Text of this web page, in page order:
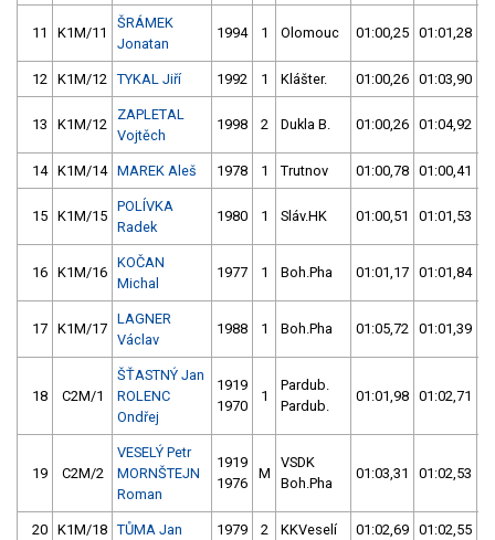
11 K1M/11
ŠRÁMEK
Jonatan
1994 1 Olomouc 01:00,25 01:01,28
12 K1M/12 TYKAL Jiří 1992 1 Klášter. 01:00,26 01:03,90
13 K1M/12
ZAPLETAL
Vojtěch
1998 2 Dukla B. 01:00,26 01:04,92
14 K1M/14 MAREK Aleš 1978 1 Trutnov 01:00,78 01:00,41
15 K1M/15
POLÍVKA
Radek
1980 1 Sláv.HK 01:00,51 01:01,53
16 K1M/16
KOČAN
Michal
1977 1 Boh.Pha 01:01,17 01:01,84
17 K1M/17
LAGNER
Václav
1988 1 Boh.Pha 01:05,72 01:01,39
18 C2M/1
ŠŤASTNÝ Jan
ROLENC
Ondřej
1919
1970
1
Pardub.
Pardub.
01:01,98 01:02,71
19 C2M/2
VESELÝ Petr
MORNŠTEJN
Roman
1919
1976
M
VSDK
Boh.Pha
01:03,31 01:02,53
20 K1M/18 TŮMA Jan 1979 2 KKVeselí 01:02,69 01:02,55